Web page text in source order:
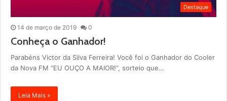
Destaque
14 de março de 2019 0
Conheça o Ganhador!
Parabéns Victor da Silva Ferreira! Você foi o Ganhador do Cooler
da Nova FM “EU OUÇO A MAIOR!”, sorteio que…
Leia Mais »